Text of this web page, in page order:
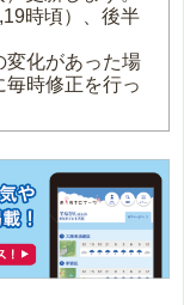
時頃）、後半
化があった場
時修正を行っ